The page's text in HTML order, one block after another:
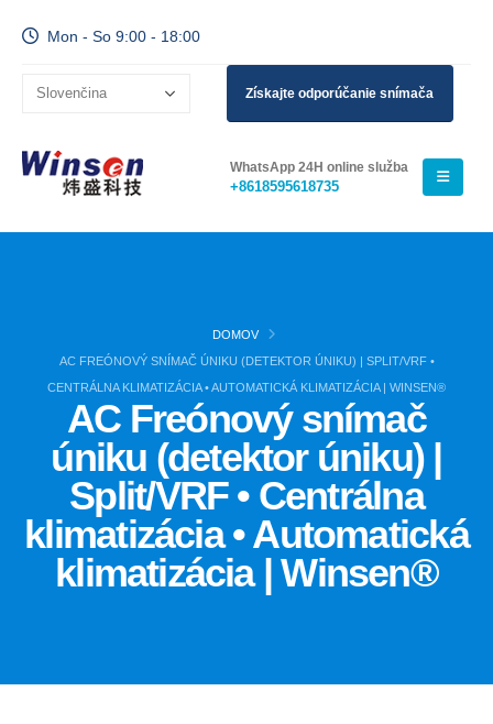
Mon - So 9:00 - 18:00
Získajte odporúčanie snímača
WhatsApp 24H online služba
+8618595618735
DOMOV
AC FREÓNOVÝ SNÍMAČ ÚNIKU (DETEKTOR ÚNIKU) | SPLIT/VRF •
CENTRÁLNA KLIMATIZÁCIA • AUTOMATICKÁ KLIMATIZÁCIA | WINSEN®
AC Freónový snímač
úniku (detektor úniku) |
Split/VRF • Centrálna
klimatizácia • Automatická
klimatizácia | Winsen®